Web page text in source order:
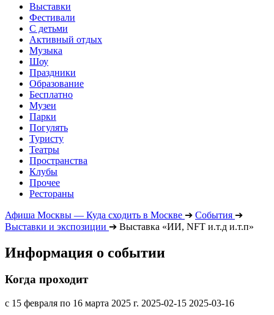
Выставки
Фестивали
С детьми
Активный отдых
Музыка
Шоу
Праздники
Образование
Бесплатно
Музеи
Парки
Погулять
Туристу
Театры
Пространства
Клубы
Прочее
Рестораны
Афиша Москвы — Куда сходить в Москве ➔ События ➔
Выставки и экспозиции ➔ Выставка «ИИ, NFT и.т.д и.т.п»
Информация о событии
Когда проходит
с 15 февраля по 16 марта 2025 г. 2025-02-15 2025-03-16